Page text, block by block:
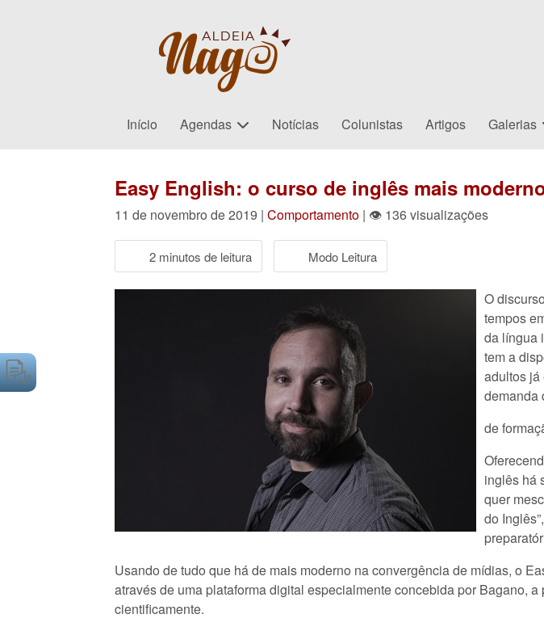
Início Agendas Notícias Colunistas Artigos Galerias
Easy English: o curso de inglês mais
11 de novembro de 2019 | Comportamento | 👁 136 visualizações
2 minutos de leitura Modo Leitura
O
tempos
da língua
tem a
adultos já
demanda
de
inglês há
quer
do
Usando de tudo que há de mais moderno na convergência de mídias, o
através de uma plataforma digital especialmente concebida por Bagano,
cientificamente.